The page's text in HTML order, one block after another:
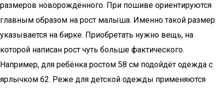
размеров новорождённого. При пошиве ориентируются
главным образом на рост малыша. Именно такой размер
указывается на бирке. Приобретать нужно вещь, на
которой написан рост чуть больше фактического.
Например, для ребёнка ростом 58 см подойдёт одежда с
ярлычком 62. Реже для детской одежды применяются